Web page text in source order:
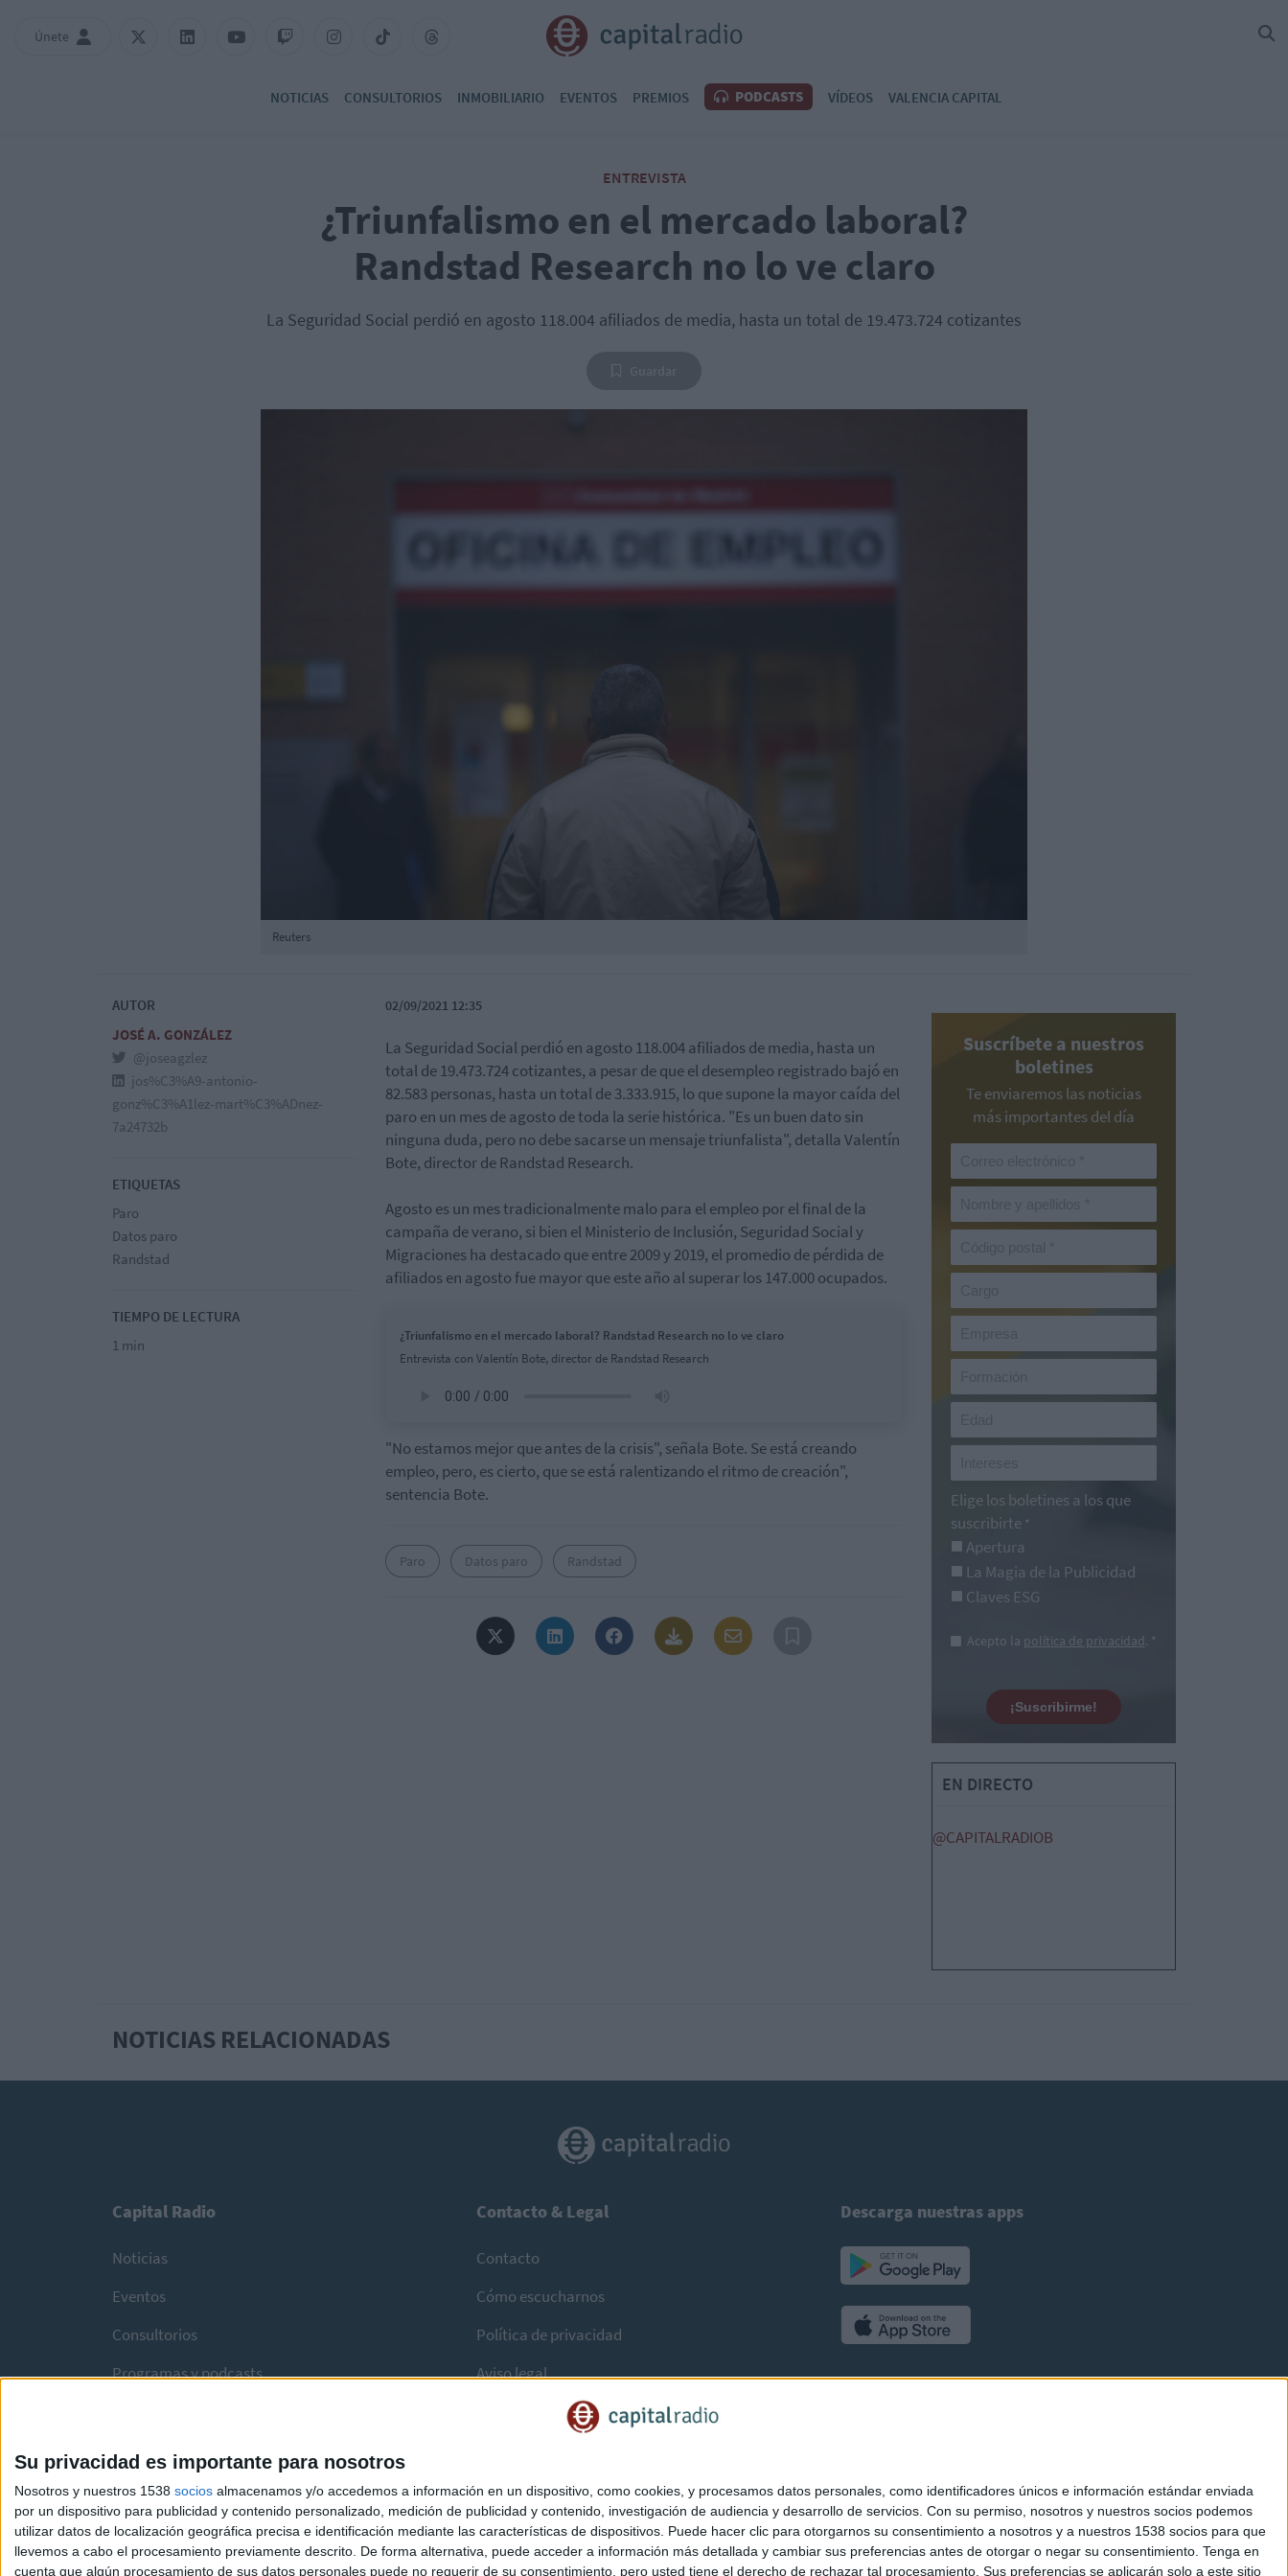
Su privacidad es importante para nosotros
Nosotros y nuestros 1538 socios almacenamos y/o accedemos a información en un dispositivo, como cookies, y procesamos datos personales, como identificadores únicos e información estándar enviada
por un dispositivo para publicidad y contenido personalizado, medición de publicidad y contenido, investigación de audiencia y desarrollo de servicios. Con su permiso, nosotros y nuestros socios podemos
utilizar datos de localización geográfica precisa e identificación mediante las características de dispositivos. Puede hacer clic para otorgarnos su consentimiento a nosotros y a nuestros 1538 socios para que
llevemos a cabo el procesamiento previamente descrito. De forma alternativa, puede acceder a información más detallada y cambiar sus preferencias antes de otorgar o negar su consentimiento. Tenga en
cuenta que algún procesamiento de sus datos personales puede no requerir de su consentimiento, pero usted tiene el derecho de rechazar tal procesamiento. Sus preferencias se aplicarán solo a este sitio
Únete
NOTICIAS CONSULTORIOS INMOBILIARIO EVENTOS PREMIOS PODCASTS VÍDEOS VALENCIA CAPITAL
ENTREVISTA
¿Triunfalismo en el mercado laboral?
Randstad Research no lo ve claro
La Seguridad Social perdió en agosto 118.004 afiliados de media, hasta un total de 19.473.724 cotizantes
Reuters
AUTOR
JOSÉ A. GONZÁLEZ
@joseagzlez
jos%C3%A9-antonio-
gonz%C3%A1lez-mart%C3%ADnez-
7a24732b
ETIQUETAS
Paro
Datos paro
Randstad
TIEMPO DE LECTURA
1 min
02/09/2021 12:35
La Seguridad Social perdió en agosto 118.004 afiliados de media, hasta un
total de 19.473.724 cotizantes, a pesar de que el desempleo registrado bajó en
82.583 personas, hasta un total de 3.333.915, lo que supone la mayor caída del
paro en un mes de agosto de toda la serie histórica. "Es un buen dato sin
ninguna duda, pero no debe sacarse un mensaje triunfalista", detalla Valentín
Bote, director de Randstad Research.
Agosto es un mes tradicionalmente malo para el empleo por el final de la
campaña de verano, si bien el Ministerio de Inclusión, Seguridad Social y
Migraciones ha destacado que entre 2009 y 2019, el promedio de pérdida de
afiliados en agosto fue mayor que este año al superar los 147.000 ocupados.
¿Triunfalismo en el mercado laboral? Randstad Research no lo ve claro
Entrevista con Valentín Bote, director de Randstad Research
"No estamos mejor que antes de la crisis", señala Bote. Se está creando
empleo, pero, es cierto, que se está ralentizando el ritmo de creación",
sentencia Bote.
Paro Datos paro Randstad
Suscríbete a nuestros
boletines
Te enviaremos las noticias
más importantes del día
Elige los boletines a los que
suscribirte *
Apertura
La Magia de la Publicidad
Claves ESG
Acepto la política de privacidad. *
¡Suscribirme!
EN DIRECTO
@CAPITALRADIOB
NOTICIAS RELACIONADAS
Capital Radio
Noticias
Eventos
Consultorios
Programas y podcasts
Contacto & Legal
Contacto
Cómo escucharnos
Política de privacidad
Aviso legal
Descarga nuestras apps